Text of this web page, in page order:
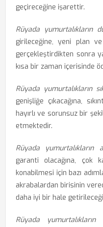
geçireceğine işarettir.
Rüyada yumurtalıkların
girileceğine, yeni plan
gerçekleştirdikten sonra
kısa bir zaman içerisinde
Rüyada yumurtalıkların
genişliğe çıkacağına,
hayırlı ve sorunsuz bir
etmektedir.
Rüyada yumurtalıkların
garanti olacağına, çok
konabilmesi için bazı
akrabalardan birisinin
daha iyi bir hale
Rüyada yumurtalıkların